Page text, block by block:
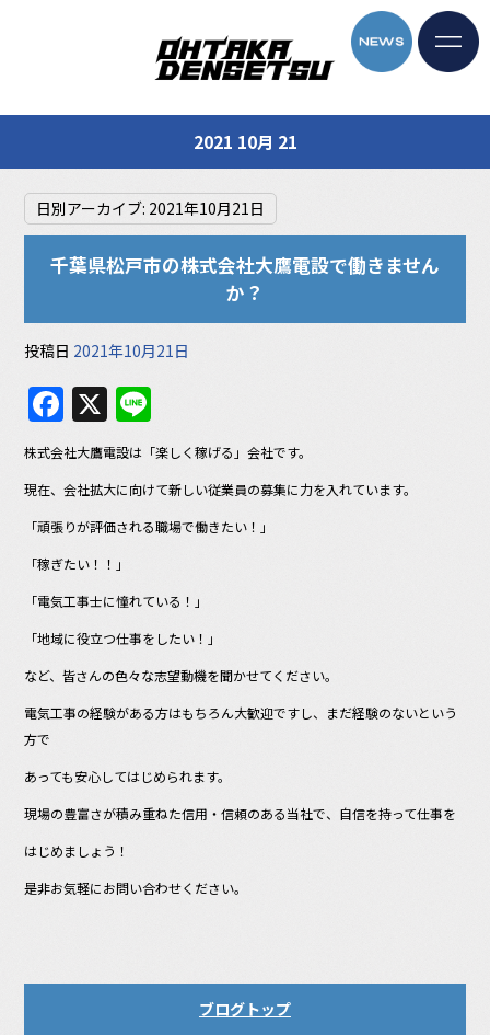
2021 10月 21
日別アーカイブ: 2021年10月21日
千葉県松戸市の株式会社大鷹電設で働きません
か？
投稿日 2021年10月21日
F
a
c
e
b
o
o
k
X
n
e
株式会社大鷹電設は「楽しく稼げる」会社です。
現在、会社拡大に向けて新しい従業員の募集に力を入れています。
「頑張りが評価される職場で働きたい！」
「稼ぎたい！！」
「電気工事士に憧れている！」
「地域に役立つ仕事をしたい！」
など、皆さんの色々な志望動機を聞かせてください。
電気工事の経験がある方はもちろん大歓迎ですし、まだ経験のないという
方で
あっても安心してはじめられます。
現場の豊富さが積み重ねた信用・信頼のある当社で、自信を持って仕事を
はじめましょう！
是非お気軽にお問い合わせください。
ブログトップ